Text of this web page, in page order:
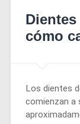
cómo
Los dientes
comienzan a